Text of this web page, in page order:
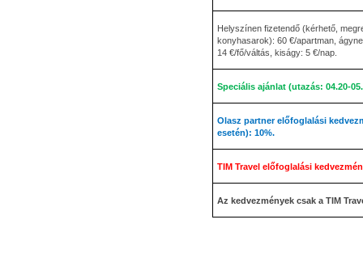
Helyszínen fizetendő (kérhető,
konyhasarok): 60 €/apartman,
14 €/fő/váltás, kiságy: 5 €/nap.
Speciális ajánlat (utazás: 04.20-
Olasz partner előfoglalási
esetén): 10%.
TIM Travel előfoglalási
Az kedvezmények csak a TIM